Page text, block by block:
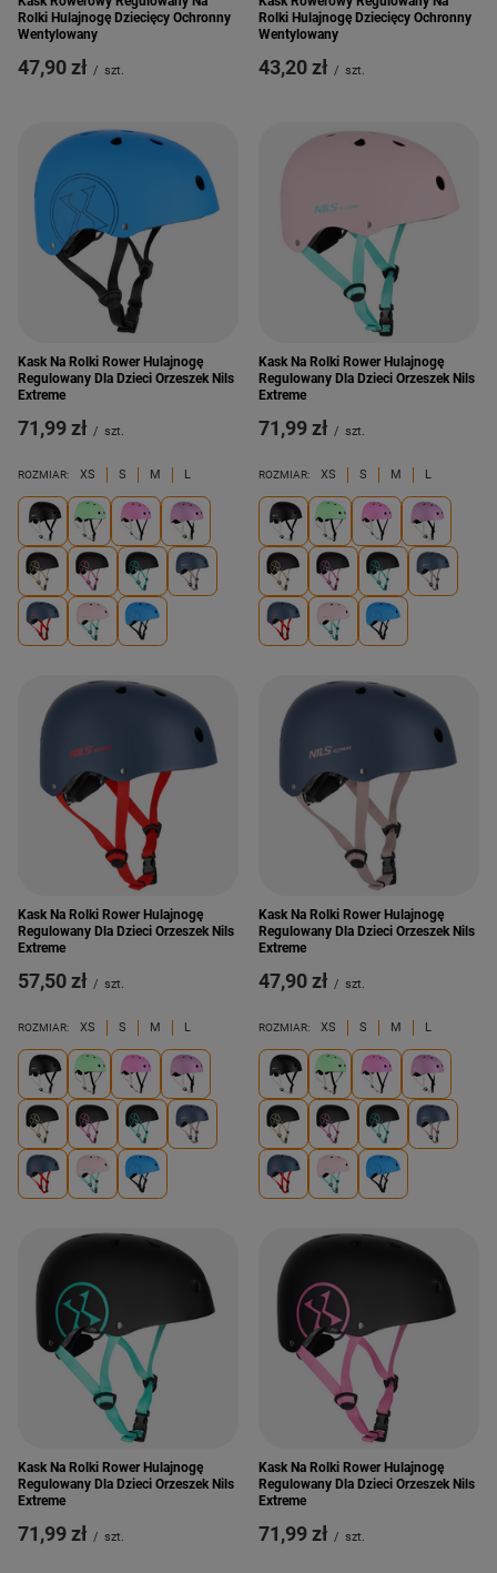
Rolki Hulajnogę Dziecięcy Ochronny
Wentylowany
47,90 zł / szt.
Rolki Hulajnogę Dziecięcy Ochronny
Wentylowany
43,20 zł / szt.
Kask Na Rolki Rower Hulajnogę
Regulowany Dla Dzieci Orzeszek Nils
Extreme
71,99 zł / szt.
ROZMIAR: XS S M L
Kask Na Rolki Rower Hulajnogę
Regulowany Dla Dzieci Orzeszek Nils
Extreme
71,99 zł / szt.
ROZMIAR: XS S M L
Kask Na Rolki Rower Hulajnogę
Regulowany Dla Dzieci Orzeszek Nils
Extreme
57,50 zł / szt.
ROZMIAR: XS S M L
Kask Na Rolki Rower Hulajnogę
Regulowany Dla Dzieci Orzeszek Nils
Extreme
47,90 zł / szt.
ROZMIAR: XS S M L
Kask Na Rolki Rower Hulajnogę
Regulowany Dla Dzieci Orzeszek Nils
Extreme
71,99 zł / szt.
Kask Na Rolki Rower Hulajnogę
Regulowany Dla Dzieci Orzeszek Nils
Extreme
71,99 zł / szt.